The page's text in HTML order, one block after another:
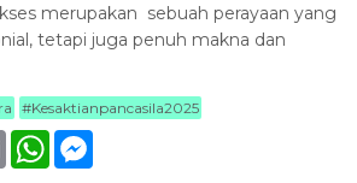
merupakan sebuah perayaan yang
tetapi juga penuh makna dan
#Kesaktianpancasila2025
Email WhatsApp